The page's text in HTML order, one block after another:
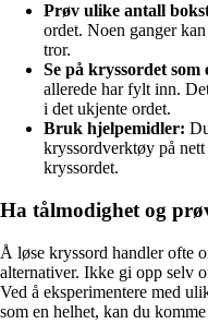
Prøv ulike antall
ordet. Noen ganger
tror.
Se på kryssordet som
allerede har fylt inn.
i det ukjente ordet.
Bruk hjelpemidler:
kryssordverktøy på
kryssordet.
Ha tålmodighet og
Å løse kryssord handler ofte
alternativer. Ikke gi opp selv
Ved å eksperimentere med
som en helhet, kan du